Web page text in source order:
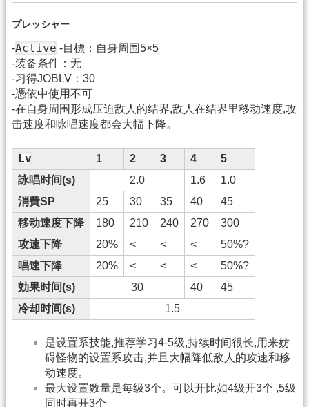
プレッシャー
-Active -目標：自身周围5×5
-装备条件：无
-习得JOBLV：30
-憑依中使用不可
-在自身周围形成压迫敌人的结界,敌人在结界里移动速度,攻
击速度和咏唱速度都会大幅下降。
Lv 1 2 3 4
5
詠唱时间(s)
2.0 1.6
1.0
消費SP
25 30 35 40
45
移动速度下降
180 210 240 270
300
攻速下降
20% < < <
50%?
唱速下降
20% < < <
50%?
効果时间(s)
30 40
45
冷却时间(s)
1.5
是设置系技能,推荐学习4-5级,持续时间很长,用来妨
碍怪物的设置系攻击,并且大幅降低敌人的攻速和移
动速度。
最大设置数量是每级3个。可以开比如4级开3个 ,5级
同时再开3个